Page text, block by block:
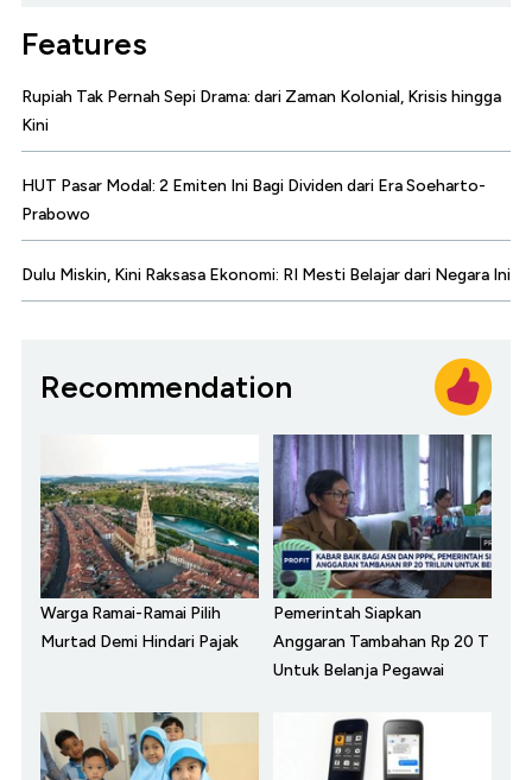
Features
Rupiah Tak Pernah Sepi Drama: dari Zaman Kolonial, Krisis hingga
Kini
HUT Pasar Modal: 2 Emiten Ini Bagi Dividen dari Era Soeharto-
Prabowo
Dulu Miskin, Kini Raksasa Ekonomi: RI Mesti Belajar dari Negara Ini
Recommendation
Warga Ramai-Ramai Pilih
Murtad Demi Hindari Pajak
Pemerintah Siapkan
Anggaran Tambahan Rp 20 T
Untuk Belanja Pegawai